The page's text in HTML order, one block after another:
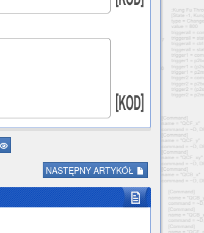
NASTĘPNY ARTYKÓŁ